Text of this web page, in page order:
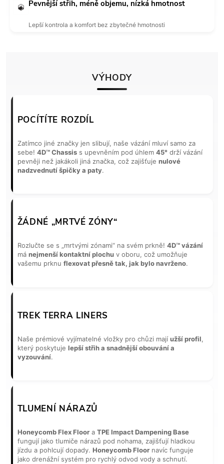
Pevnější střih, méně objemu, nízká hmotnost
Lepší kontrola a komfort bez zbytečné hmotnosti
VÝHODY
POCÍTÍTE ROZDÍL
Zatímco jiné značky jen slibují, naše vázání mluví samo za
sebe! 4D™ Chassiss upevněním pod úhlem 45°drží vázání
pevněji než jakákoli jiná značka, což zajišťuje nulové
nadzvednutí špičky a paty.
ŽÁDNÉ „MRTVÉ ZÓNY“
Rozlučte se s „mrtvými zónami“ na svém prkně! 4D™ vázání
má nejmenší kontaktní plochuv oboru, což umožňuje
vašemu prknu flexovat přesně tak, jak bylo navrženo.
TREK TERRA LINERS
Naše prémiové vyjímatelné vložky pro chůzi mají užší profil,
který poskytuje lepší střih a snadnější obouvání a
vyzouvání.
TLUMENÍ NÁRAZŮ
Honeycomb Flex Floora TPE Impact Dampening Base
fungují jako tlumiče nárazů pod nohama, zajišťují hladkou
jízdu a pohlcují dopady. Honeycomb Floornavíc funguje
jako drenážní systém pro rychlý odvod vody a schnutí.